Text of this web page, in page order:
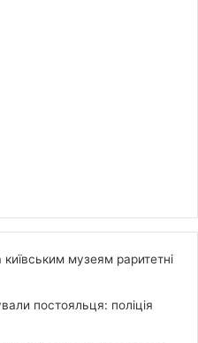
музеям раритетні
постояльця: поліція